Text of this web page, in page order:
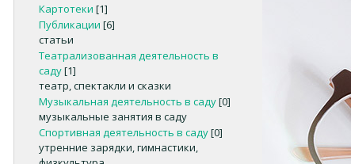
Картотеки [1]
Публикации [6]
статьи
Театрализованная деятельность в
саду[1]
театр, спектакли и сказки
Музыкальная деятельность в саду[0]
музыкальные занятия в саду
Спортивная деятельность в саду[0]
утренние зарядки, гимнастики,